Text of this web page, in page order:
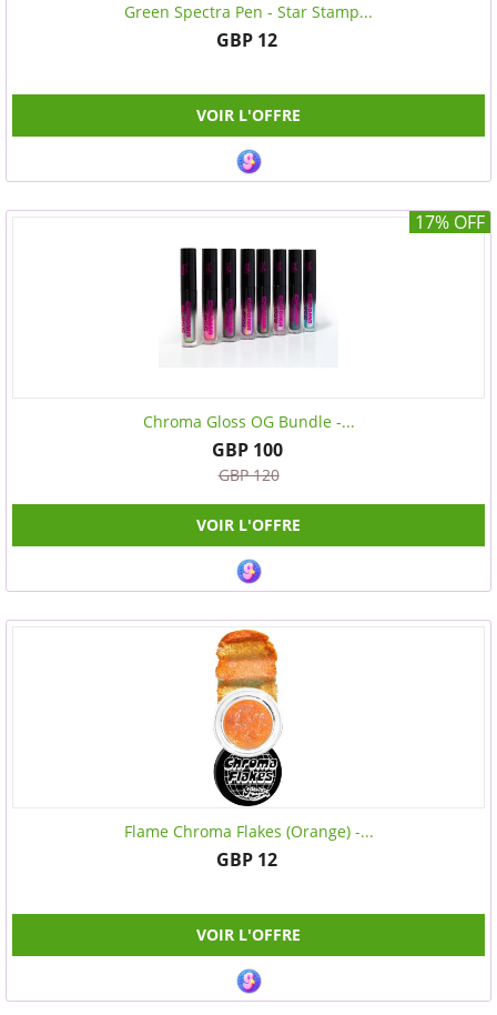
Green Spectra Pen - Star Stamp...
GBP 12
VOIR L'OFFRE
17% OFF
Chroma Gloss OG Bundle -...
GBP 100
GBP 120
VOIR L'OFFRE
Flame Chroma Flakes (Orange) -...
GBP 12
VOIR L'OFFRE